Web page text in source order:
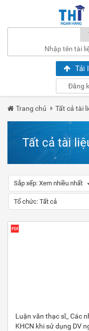
Tải
Đăng
Trang chủ Tất cả tài
Tất cả tài
Sắp xếp: Xem nhiều nhất
Tổ chức: Tất cả
Luận văn thạc sĩ_ Các
KHCN khi sử dụng DV